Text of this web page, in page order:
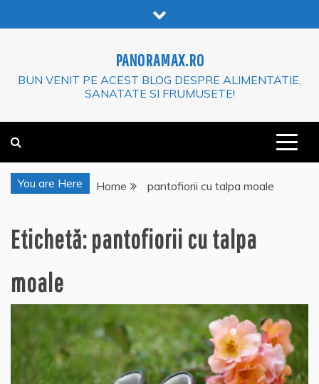
to
PANORAMAX.RO
BUN VENIT PE ACEST BLOG DESPRE ALIMENTATIE,
SANATATE SI FRUMUSETE!
You are Here Home pantofiorii cu talpa moale
Etichetă:pantofiorii cu talpa
moale